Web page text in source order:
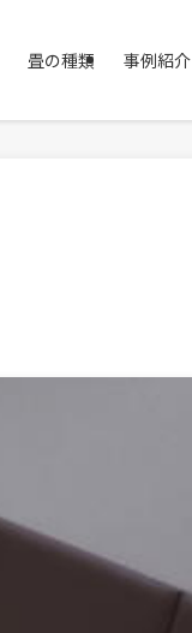
畳の種類 事例紹介